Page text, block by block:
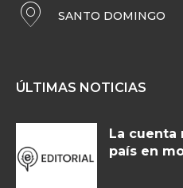
SANTO DOMINGO
ÚLTIMAS NOTICIAS
La cuenta
país en